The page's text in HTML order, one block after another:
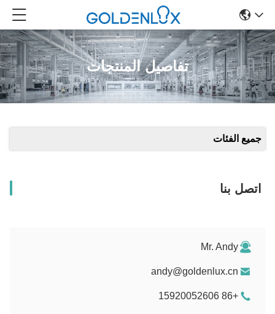
تفاصيل المنتجات
جميع الفئات
اتصل بنا
Mr. Andy
andy@goldenlux.cn
+86 15920052606